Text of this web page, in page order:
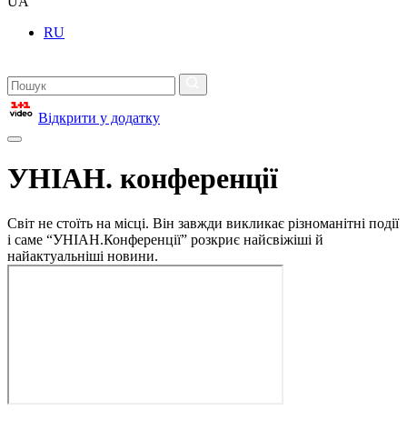
RU
Відкрити у додатку
УНІАН. конференції
Світ не стоїть на місці. Він завжди викликає різноманітні події
і саме “УНІАН.Конференції” розкриє найсвіжіші й
найактуальніші новини.